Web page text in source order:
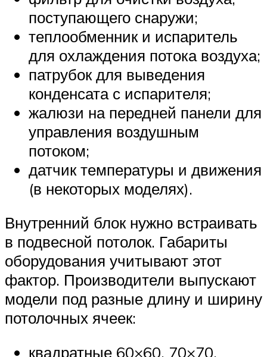
поступающего снаружи;
теплообменник и испаритель
для охлаждения потока воздуха;
патрубок для выведения
конденсата с испарителя;
жалюзи на передней панели для
управления воздушным
потоком;
датчик температуры и движения
(в некоторых моделях).
Внутренний блок нужно встраивать
в подвесной потолок. Габариты
оборудования учитывают этот
фактор. Производители выпускают
модели под разные длину и ширину
потолочных ячеек:
квадратные 60×60, 70×70,